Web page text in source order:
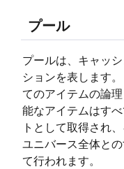
プール
プールは、キャッ
ションを表します
てのアイテムの論
能なアイテムはす
トとして取得され
ユニバース全体と
て行われます。